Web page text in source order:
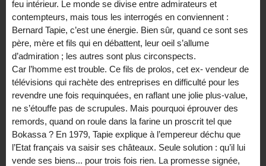
feu intérieur. Le monde se divise entre admirateurs et
contempteurs, mais tous les interrogés en conviennent :
Bernard Tapie, c’est une énergie. Bien sûr, quand ce sont ses
père, mère et fils qui en débattent, leur oeil s’allume
d’admiration ; les autres sont plus circonspects.
Car l’homme est trouble. Ce fils de prolos, cet ex- vendeur de
télévisions qui rachète des entreprises en difficulté pour les
revendre une fois requinquées, en raflant une jolie plus-value,
ne s’étouffe pas de scrupules. Mais pourquoi éprouver des
remords, quand on roule dans la farine un proscrit tel que
Bokassa ? En 1979, Tapie explique à l’empereur déchu que
l’Etat français va saisir ses châteaux. Seule solution : qu’il lui
vende ses biens... pour trois fois rien. La promesse signée,